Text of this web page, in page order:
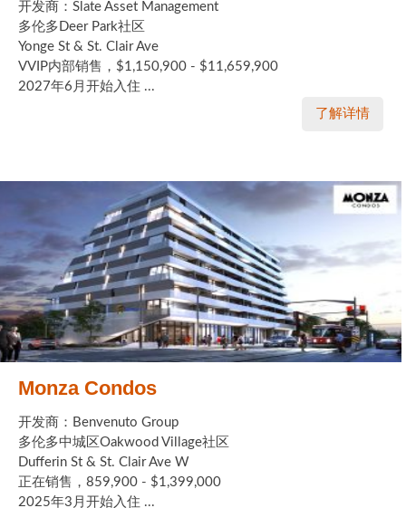
开发商：Slate Asset Management
多伦多Deer Park社区
Yonge St & St. Clair Ave
VVIP内部销售，$1,150,900 - $11,659,900
2027年6月开始入住 ...
了解详情
Monza Condos
开发商：Benvenuto Group
多伦多中城区Oakwood Village社区
Dufferin St & St. Clair Ave W
正在销售，859,900 - $1,399,000
2025年3月开始入住 ...